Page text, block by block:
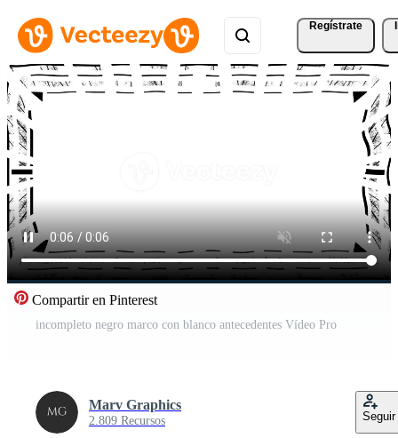
Regístrate
Compartir en Pinterest
incompleto negro marco con blanco antecedentes Vídeo Pro
Marv Graphics
2.809 Recursos Seguir